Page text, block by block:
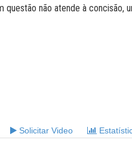
não atende à concisão,
Solicitar Video